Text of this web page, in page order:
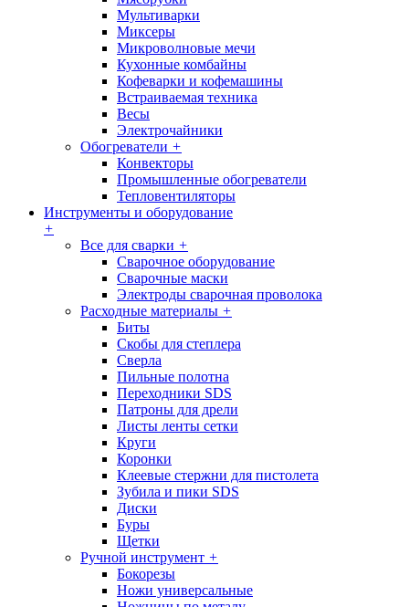
Мультиварки
Миксеры
Микроволновые мечи
Кухонные комбайны
Кофеварки и кофемашины
Встраиваемая техника
Весы
Электрочайники
Обогреватели +
Конвекторы
Промышленные обогреватели
Тепловентиляторы
Инструменты и оборудование
+
Все для сварки +
Сварочное оборудование
Сварочные маски
Электроды сварочная проволока
Расходные материалы +
Биты
Скобы для степлера
Сверла
Пильные полотна
Переходники SDS
Патроны для дрели
Листы ленты сетки
Круги
Коронки
Клеевые стержни для пистолета
Зубила и пики SDS
Диски
Буры
Щетки
Ручной инструмент +
Бокорезы
Ножи универсальные